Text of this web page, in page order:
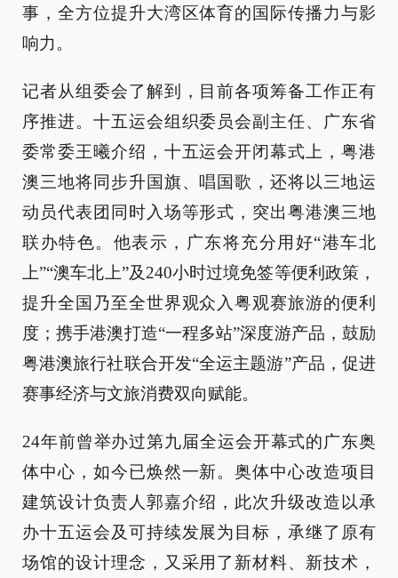
事，全方位提升大湾区体育的国际传播力与影
响力。
记者从组委会了解到，目前各项筹备工作正有
序推进。十五运会组织委员会副主任、广东省
委常委王曦介绍，十五运会开闭幕式上，粤港
澳三地将同步升国旗、唱国歌，还将以三地运
动员代表团同时入场等形式，突出粤港澳三地
联办特色。他表示，广东将充分用好“港车北
上”“澳车北上”及240小时过境免签等便利政策，
提升全国乃至全世界观众入粤观赛旅游的便利
度；携手港澳打造“一程多站”深度游产品，鼓励
粤港澳旅行社联合开发“全运主题游”产品，促进
赛事经济与文旅消费双向赋能。
24年前曾举办过第九届全运会开幕式的广东奥
体中心，如今已焕然一新。奥体中心改造项目
建筑设计负责人郭嘉介绍，此次升级改造以承
办十五运会及可持续发展为目标，承继了原有
场馆的设计理念，又采用了新材料、新技术，